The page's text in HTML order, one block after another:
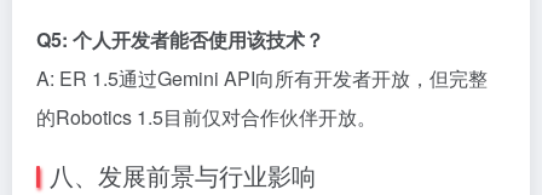
Q5: 个人开发者能否使用该技术？
A: ER 1.5通过Gemini API向所有开发者开放，但完整
的Robotics 1.5目前仅对合作伙伴开放。
八、发展前景与行业影响